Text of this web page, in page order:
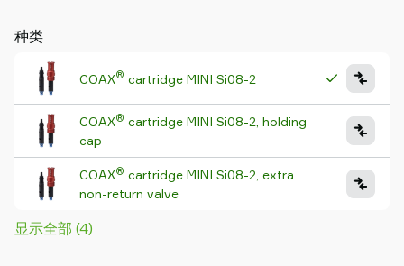
种类
COAX® cartridge MINI Si08-2
COAX® cartridge MINI Si08-2, holding
cap
COAX® cartridge MINI Si08-2, extra
non-return valve
显示全部 (4)